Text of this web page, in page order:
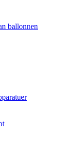
ballonnen